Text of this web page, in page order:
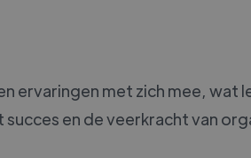
ervaringen met zich mee,
en de veerkracht van